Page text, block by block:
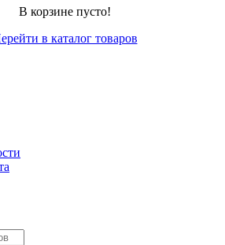
В корзине пусто!
в каталог товаров